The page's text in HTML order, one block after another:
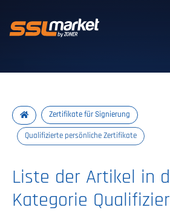
Zertifikate für Signierung
Qualifizierte persönliche Zertifikate
Liste der Artikel in
Kategorie